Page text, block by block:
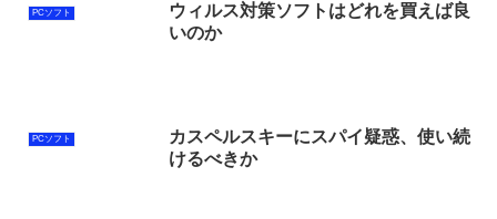
PCソフト
ウィルス対策ソフトはどれを買えば良
いのか
PCソフト
カスペルスキーにスパイ疑惑、使い続
けるべきか